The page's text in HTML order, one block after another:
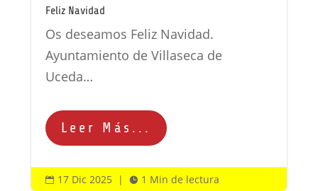
Feliz Navidad
Os deseamos Feliz Navidad.
Ayuntamiento de Villaseca de
Uceda…
Leer Más...
 17 Dic 2025 |  1 Min de lectura